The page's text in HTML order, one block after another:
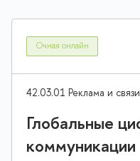
Очная онлайн
42.03.01 Реклама и
Глобальные
коммуникации